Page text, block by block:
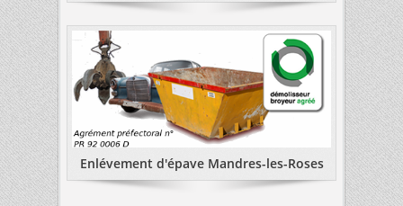
Enlévement d'épave Mandres-les-Roses